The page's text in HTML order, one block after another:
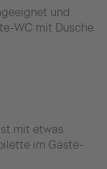
und
WC mit Dusche
mit etwas
im Gäste-